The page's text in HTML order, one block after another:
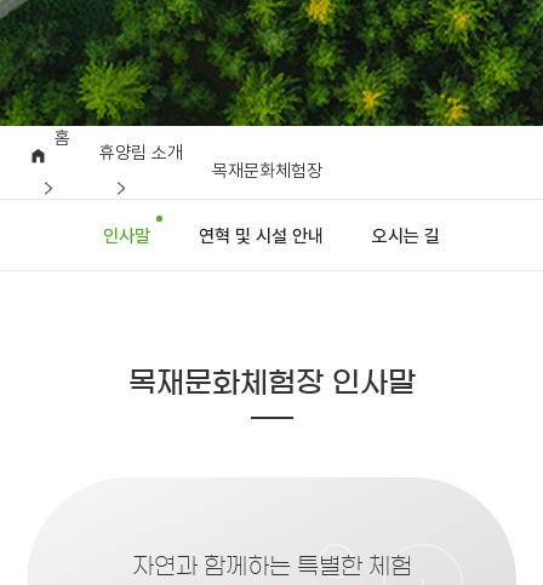
홈
휴양림 소개
목재문화체험장
인사말 연혁 및 시설 안내 오시는 길
목재문화체험장 인사말
자연과 함께하는 특별한 체험